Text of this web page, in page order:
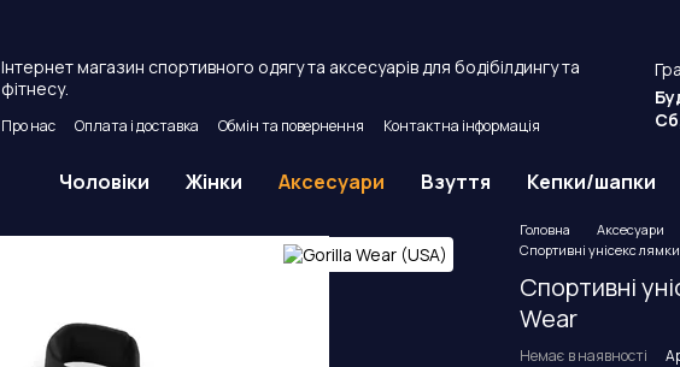
Інтернет магазин спортивного одягу та аксесуарів для бодібілдингу та
фітнесу.
Про нас Оплата і доставка Обмін та повернення
Контактна інформація
Чоловіки Жінки Аксесуари Взуття Кепки/шапки
Головна Аксесуари
Спортивні унісекс
Спортивні
Wear
Немає в наявності